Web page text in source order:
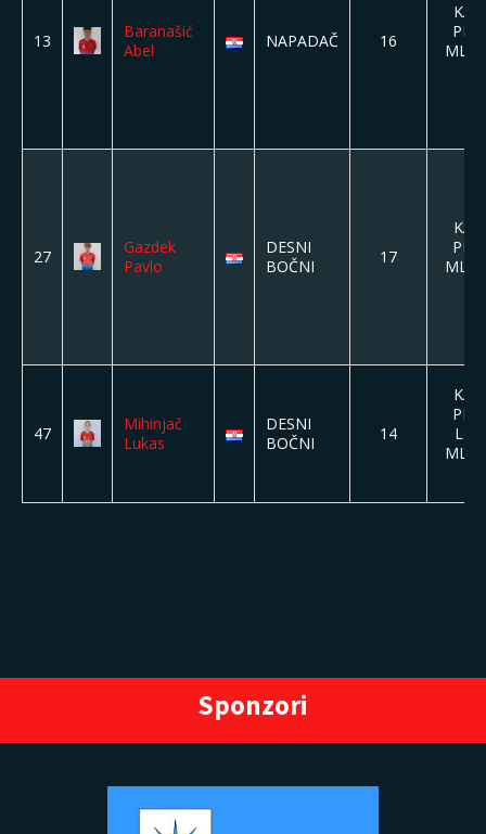
13
Baranašić
Abel
NAPADAČ 16
27
Gazdek
Pavlo
DESNI
BOČNI
17
47
Mihinjač
Lukas
DESNI
BOČNI
14
Sponzori